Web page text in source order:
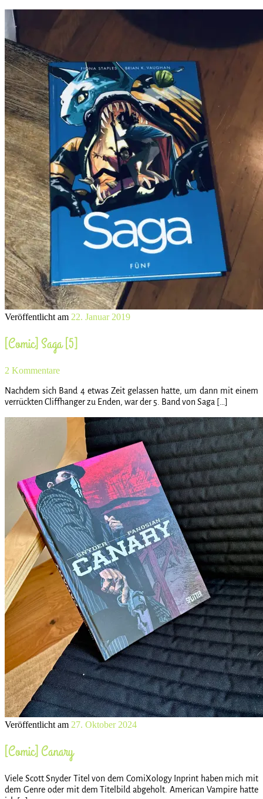
Veröffentlicht am 22. Januar 2019
[Comic] Saga [5]
2 Kommentare
Nachdem sich Band 4 etwas Zeit gelassen hatte, um dann mit einem
verrückten Cliffhanger zu Enden, war der 5. Band von Saga […]
Veröffentlicht am 27. Oktober 2024
[Comic] Canary
Viele Scott Snyder Titel von dem ComiXology Inprint haben mich mit
dem Genre oder mit dem Titelbild abgeholt. American Vampire hatte